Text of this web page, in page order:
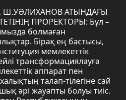
Ш.УӘЛИХАНОВ АТЫНДАҒЫ
ПРОРЕКТОРЫ: Бұл –
болмаған
Бірақ ең бастысы,
мемлекеттік
трансформациялауға
аппарат пен
талап-тілегіне сай
әрі жауапты болуы тиіс.